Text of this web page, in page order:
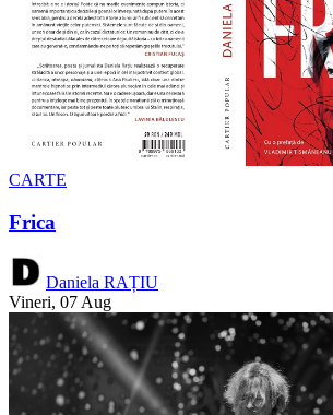
CARTE
Frica
Daniela RAȚIU
Vineri, 07 Aug